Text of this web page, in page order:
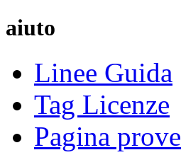
aiuto
Linee Guida
Tag Licenze
Pagina prove